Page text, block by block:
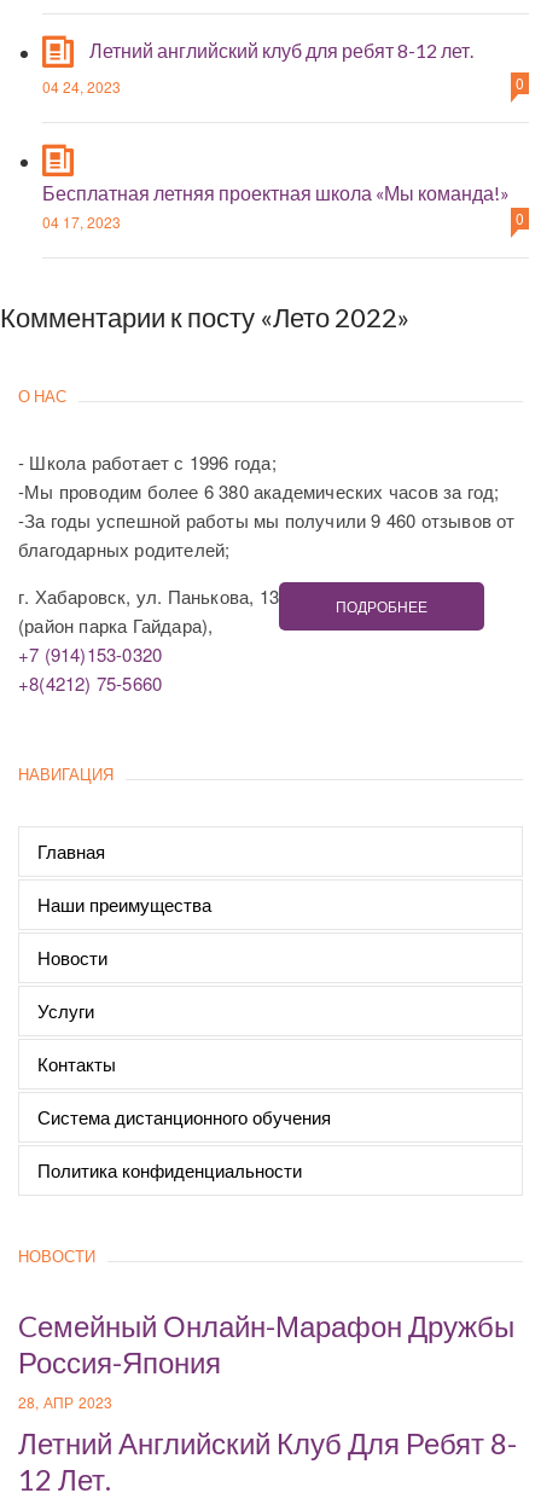
Летний английский клуб для ребят 8-12 лет.
04 24, 2023 0
Бесплатная летняя проектная школа «Мы команда!»
04 17, 2023 0
Комментарии к посту «Лето 2022»
О НАС
- Школа работает с 1996 года;
-Мы проводим более 6 380 академических часов за год;
-За годы успешной работы мы получили 9 460 отзывов от
благодарных родителей;
г. Хабаровск, ул. Панькова, 13
(район парка Гайдара),
+7 (914)153-0320
+8(4212) 75-5660
ПОДРОБНЕЕ
НАВИГАЦИЯ
Главная
Наши преимущества
Новости
Услуги
Контакты
Система дистанционного обучения
Политика конфиденциальности
НОВОСТИ
Cемейный Онлайн-Марафон Дружбы
Россия-Япония
28, АПР 2023
Летний Английский Клуб Для Ребят 8-
12 Лет.